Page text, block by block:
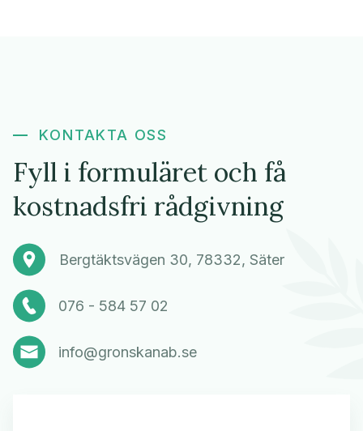
KONTAKTA OSS
Fyll i formuläret och få
kostnadsfri rådgivning
Bergtäktsvägen 30, 78332, Säter
076 - 584 57 02
info@gronskanab.se